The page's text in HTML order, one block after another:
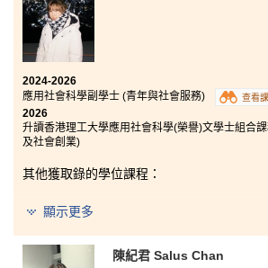
活，亦嘗試跳出⾃⼰的舒適圈，參加不
幫助新入讀的同學，繼續傳承這份精神。
課程⽅⾯，充實的課程架構讓我增加
例如⾼/ 低結構歷奇活動，⽽我在參與
擇去考取相關的教練牌照，由此可⾒課
規劃亦有不少的幫助。
這段時間，書院講師一直以正面的態度
意提供協助，並分享豐富的經驗與實用
良多。我亦在此結識了一班志同道合的
支持、互相鼓勵，一同面對不同的挑戰
經歷讓我成長許多，我亦十分感謝書院
與支持。
2024-2026
應用社會科學副學士 (青年與社會服務)
查看
2026
升讀香港理工大學應用社會科學(榮譽)文學士組合
及社會創業)
其他獲取錄的學位課程：
香港城市大學社會科學學士 (社會工作)
顯示更多
陳紀君 Salus Chan